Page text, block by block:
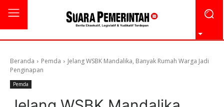
Beranda Pemda
Jelang WSBK Mandalika, Banyak Rumah Warga Jadi
Penginapan
Pemda